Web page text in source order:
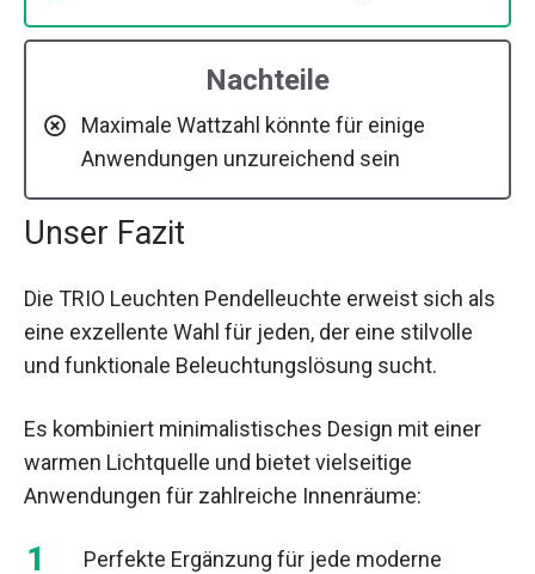
Nachteile
Maximale Wattzahl könnte für einige
Anwendungen unzureichend sein
Unser Fazit
Die TRIO Leuchten Pendelleuchte erweist sich als
eine exzellente Wahl für jeden, der eine stilvolle
und funktionale Beleuchtungslösung sucht.
Es kombiniert minimalistisches Design mit einer
warmen Lichtquelle und bietet vielseitige
Anwendungen für zahlreiche Innenräume:
Perfekte Ergänzung für jede moderne